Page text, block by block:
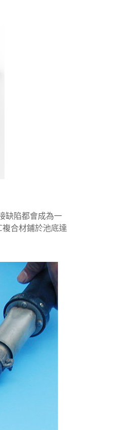
缺陷都會成為一
合材鋪於池底達